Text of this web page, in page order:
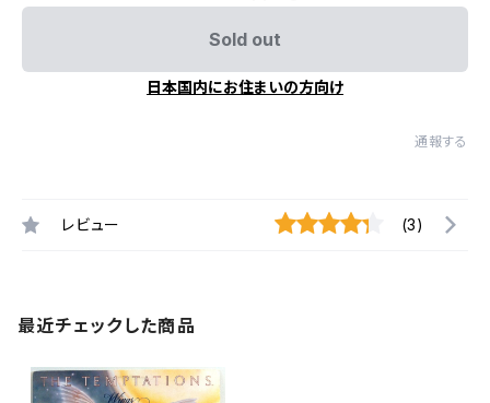
Sold out
日本国内にお住まいの方向け
通報する
レビュー (3)
最近チェックした商品